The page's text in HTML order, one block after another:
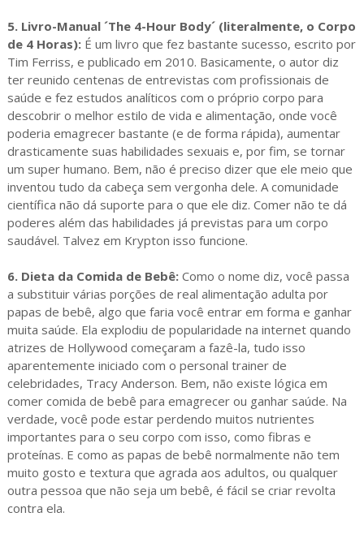
5. Livro-Manual ´The 4-Hour Body´ (literalmente, o Corpo
de 4 Horas):É um livro que fez bastante sucesso, escrito por
Tim Ferriss, e publicado em 2010. Basicamente, o autor diz
ter reunido centenas de entrevistas com profissionais de
saúde e fez estudos analíticos com o próprio corpo para
descobrir o melhor estilo de vida e alimentação, onde você
poderia emagrecer bastante (e de forma rápida), aumentar
drasticamente suas habilidades sexuais e, por fim, se tornar
um super humano. Bem, não é preciso dizer que ele meio que
inventou tudo da cabeça sem vergonha dele. A comunidade
científica não dá suporte para o que ele diz. Comer não te dá
poderes além das habilidades já previstas para um corpo
saudável. Talvez em Krypton isso funcione.
6. Dieta da Comida de Bebê:Como o nome diz, você passa
a substituir várias porções de real alimentação adulta por
papas de bebê, algo que faria você entrar em forma e ganhar
muita saúde. Ela explodiu de popularidade na internet quando
atrizes de Hollywood começaram a fazê-la, tudo isso
aparentemente iniciado com o personal trainer de
celebridades, Tracy Anderson. Bem, não existe lógica em
comer comida de bebê para emagrecer ou ganhar saúde. Na
verdade, você pode estar perdendo muitos nutrientes
importantes para o seu corpo com isso, como fibras e
proteínas. E como as papas de bebê normalmente não tem
muito gosto e textura que agrada aos adultos, ou qualquer
outra pessoa que não seja um bebê, é fácil se criar revolta
contra ela.